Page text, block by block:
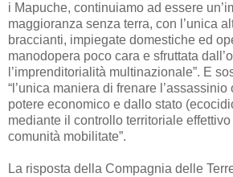
i Mapuche, continuiamo ad essere
maggioranza senza terra, con l’unica
braccianti, impiegate domestiche ed
manodopera poco cara e sfruttata
l’imprenditorialità multinazionale”. E
“l’unica maniera di frenare l’assassinio
potere economico e dallo stato
mediante il controllo territoriale
comunità mobilitate”.
La risposta della Compagnia delle